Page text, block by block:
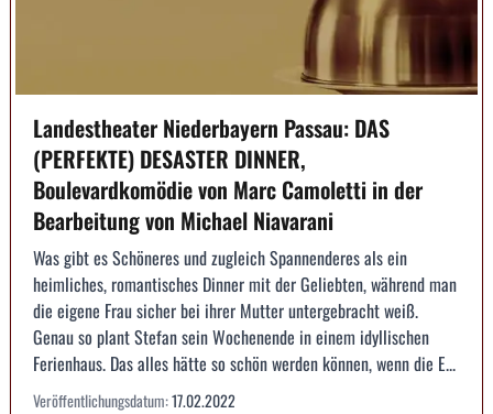
Landestheater Niederbayern Passau: DAS
(PERFEKTE) DESASTER DINNER,
Boulevardkomödie von Marc Camoletti in der
Bearbeitung von Michael Niavarani
Was gibt es Schöneres und zugleich Spannenderes als ein
heimliches, romantisches Dinner mit der Geliebten, während man
die eigene Frau sicher bei ihrer Mutter untergebracht weiß.
Genau so plant Stefan sein Wochenende in einem idyllischen
Ferienhaus. Das alles hätte so schön werden können, wenn die E...
Veröffentlichungsdatum:17.02.2022